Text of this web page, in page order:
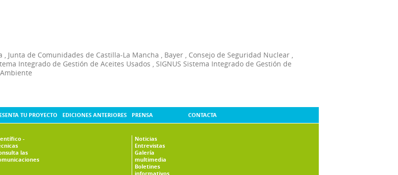
, Junta de Comunidades de Castilla-La Mancha , Bayer , Consejo de Seguridad Nuclear ,
Integrado de Gestión de Aceites Usados , SIGNUS Sistema Integrado de Gestión de
TU PROYECTO
-
las
EDICIONES ANTERIORES PRENSA
Noticias
Entrevistas
Galería
multimedia
Boletines
informativos
CONTACTA